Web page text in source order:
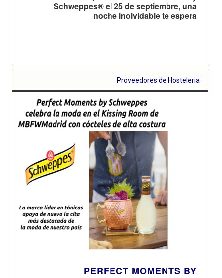
Schweppes® el 25 de septiembre, una
noche inolvidable te espera
Proveedores de Hosteleria
PERFECT MOMENTS BY